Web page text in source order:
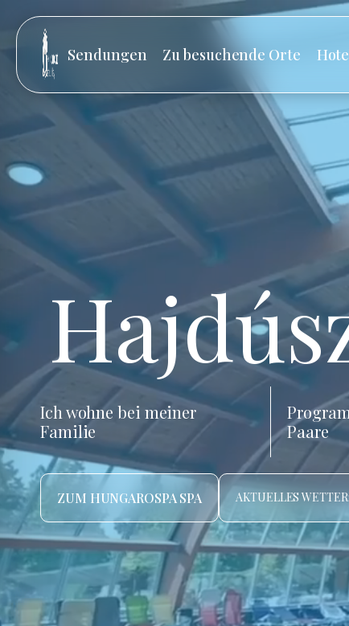
Sendungen Zu besuchende Orte
Ich wohne bei meiner
Familie
Paare
ZUM HUNGAROSPA SPA AKTUELLES